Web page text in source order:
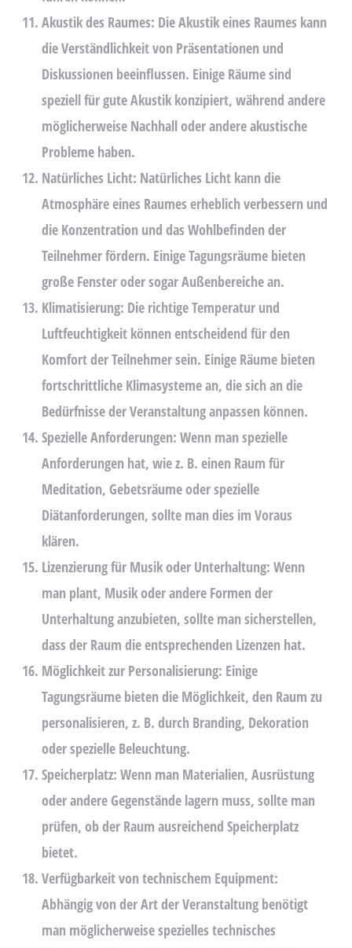
Akustik des Raumes: Die Akustik eines Raumes kann
die Verständlichkeit von Präsentationen und
Diskussionen beeinflussen. Einige Räume sind
speziell für gute Akustik konzipiert, während andere
möglicherweise Nachhall oder andere akustische
Probleme haben.
Natürliches Licht: Natürliches Licht kann die
Atmosphäre eines Raumes erheblich verbessern und
die Konzentration und das Wohlbefinden der
Teilnehmer fördern. Einige Tagungsräume bieten
große Fenster oder sogar Außenbereiche an.
Klimatisierung: Die richtige Temperatur und
Luftfeuchtigkeit können entscheidend für den
Komfort der Teilnehmer sein. Einige Räume bieten
fortschrittliche Klimasysteme an, die sich an die
Bedürfnisse der Veranstaltung anpassen können.
Spezielle Anforderungen: Wenn man spezielle
Anforderungen hat, wie z. B. einen Raum für
Meditation, Gebetsräume oder spezielle
Diätanforderungen, sollte man dies im Voraus
klären.
Lizenzierung für Musik oder Unterhaltung: Wenn
man plant, Musik oder andere Formen der
Unterhaltung anzubieten, sollte man sicherstellen,
dass der Raum die entsprechenden Lizenzen hat.
Möglichkeit zur Personalisierung: Einige
Tagungsräume bieten die Möglichkeit, den Raum zu
personalisieren, z. B. durch Branding, Dekoration
oder spezielle Beleuchtung.
Speicherplatz: Wenn man Materialien, Ausrüstung
oder andere Gegenstände lagern muss, sollte man
prüfen, ob der Raum ausreichend Speicherplatz
bietet.
Verfügbarkeit von technischem Equipment:
Abhängig von der Art der Veranstaltung benötigt
man möglicherweise spezielles technisches